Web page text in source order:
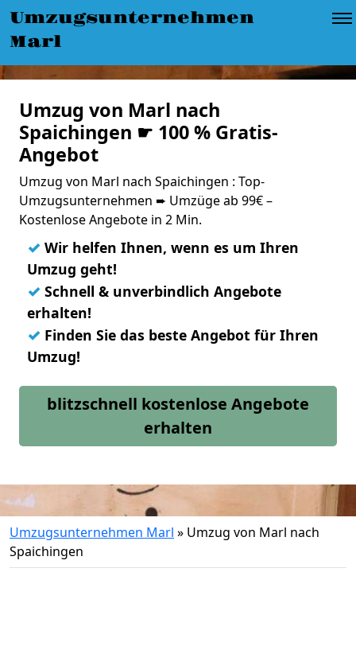
Umzugsunternehmen
Marl
Umzug von Marl nach
Spaichingen ☛ 100 % Gratis-
Angebot
Umzug von Marl nach Spaichingen : Top-
Umzugsunternehmen ➨ Umzüge ab 99€ –
Kostenlose Angebote in 2 Min.
✓ Wir helfen Ihnen, wenn es um Ihren
Umzug geht!
✓ Schnell & unverbindlich Angebote
erhalten!
✓ Finden Sie das beste Angebot für Ihren
Umzug!
blitzschnell kostenlose Angebote
erhalten
Umzugsunternehmen Marl » Umzug von Marl nach
Spaichingen